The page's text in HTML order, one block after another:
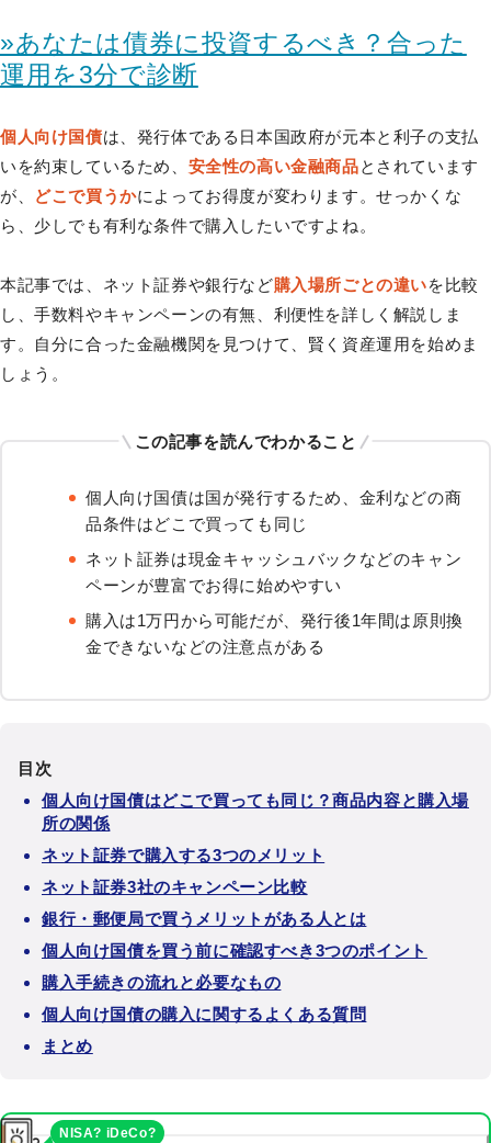
»あなたは債券に投資するべき？合った
運用を3分で診断
個人向け国債は、発行体である日本国政府が元本と利子の支払
いを約束しているため、 安全性の高い金融商品とされています
が、
どこで買うかによってお得度が変わります。せっかくな
ら、少しでも有利な条件で購入したいですよね。
本記事では、ネット証券や銀行など購入場所ごとの違いを比較
し、手数料やキャンペーンの有無、利便性を詳しく解説しま
す。自分に合った金融機関を見つけて、賢く資産運用を始めま
しょう。
この記事を読んでわかること
個人向け国債は国が発行するため、金利などの商
品条件はどこで買っても同じ
ネット証券は現金キャッシュバックなどのキャン
ペーンが豊富でお得に始めやすい
購入は1万円から可能だが、発行後1年間は原則換
金できないなどの注意点がある
目次
個人向け国債はどこで買っても同じ？商品内容と購入場
所の関係
ネット証券で購入する3つのメリット
ネット証券3社のキャンペーン比較
銀行・郵便局で買うメリットがある人とは
個人向け国債を買う前に確認すべき3つのポイント
購入手続きの流れと必要なもの
個人向け国債の購入に関するよくある質問
まとめ
NISA? iDeCo?